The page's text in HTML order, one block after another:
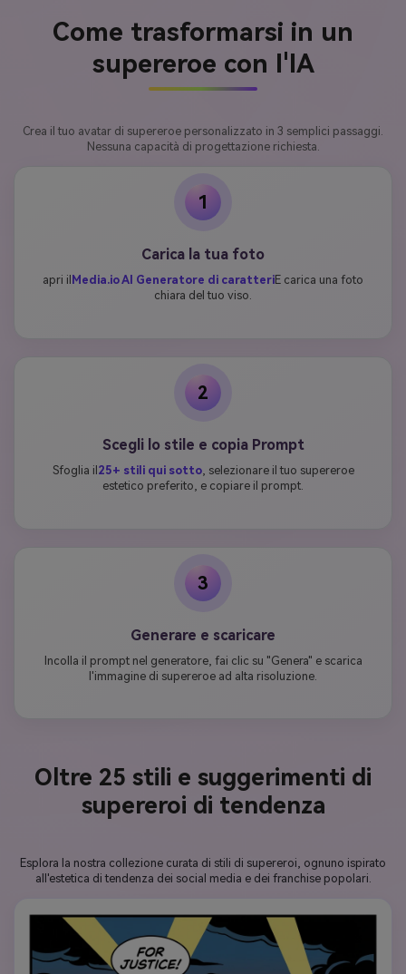
Come trasformarsi in un
supereroe con l'IA
Crea il tuo avatar di supereroe personalizzato in 3 semplici passaggi.
Nessuna capacità di progettazione richiesta.
1
Carica la tua foto
apri il Media.io AI Generatore di caratteriE carica una foto
chiara del tuo viso.
2
Scegli lo stile e copia Prompt
Sfoglia il 25+ stili qui sotto, selezionare il tuo supereroe
estetico preferito, e copiare il prompt.
3
Generare e scaricare
Incolla il prompt nel generatore, fai clic su "Genera" e scarica
l'immagine di supereroe ad alta risoluzione.
Oltre 25 stili e suggerimenti di
supereroi di tendenza
Esplora la nostra collezione curata di stili di supereroi, ognuno ispirato
all'estetica di tendenza dei social media e dei franchise popolari.